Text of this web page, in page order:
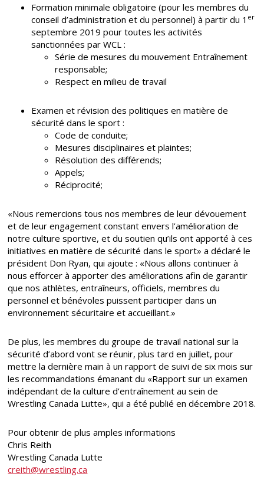
Formation minimale obligatoire (pour les membres du
conseil d’administration et du personnel) à partir du 1 er
septembre 2019 pour toutes les activités
sanctionnées par WCL :
Série de mesures du mouvement Entraînement
responsable;
Respect en milieu de travail
Examen et révision des politiques en matière de
sécurité dans le sport :
Code de conduite;
Mesures disciplinaires et plaintes;
Résolution des différends;
Appels;
Réciprocité;
«Nous remercions tous nos membres de leur dévouement
et de leur engagement constant envers l’amélioration de
notre culture sportive, et du soutien qu’ils ont apporté à ces
initiatives en matière de sécurité dans le sport» a déclaré le
président Don Ryan, qui ajoute : «Nous allons continuer à
nous efforcer à apporter des améliorations afin de garantir
que nos athlètes, entraîneurs, officiels, membres du
personnel et bénévoles puissent participer dans un
environnement sécuritaire et accueillant.»
De plus, les membres du groupe de travail national sur la
sécurité d’abord vont se réunir, plus tard en juillet, pour
mettre la dernière main à un rapport de suivi de six mois sur
les recommandations émanant du «Rapport sur un examen
indépendant de la culture d’entraînement au sein de
Wrestling Canada Lutte», qui a été publié en décembre 2018.
Pour obtenir de plus amples informations
Chris Reith
Wrestling Canada Lutte
creith@wrestling.ca